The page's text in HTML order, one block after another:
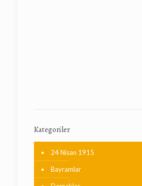
Kategoriler
24 Nisan 1915
Bayramlar